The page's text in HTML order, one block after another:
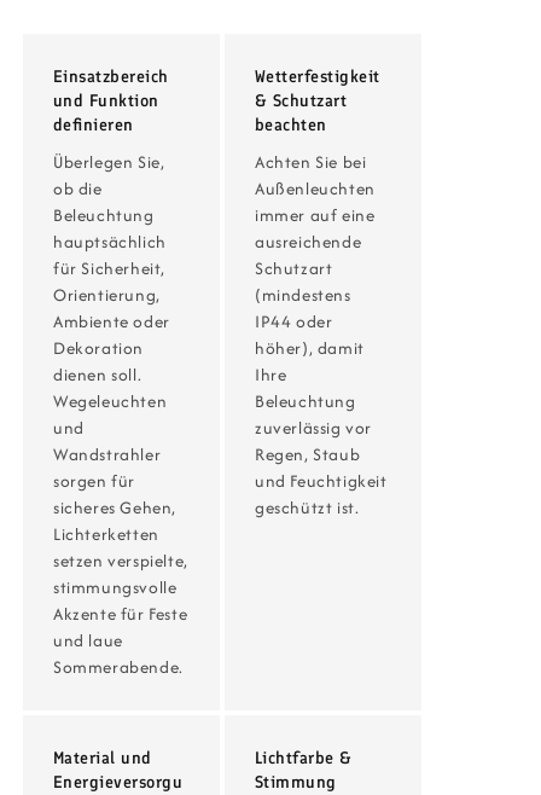
Einsatzbereich
und Funktion
definieren
Überlegen Sie,
ob die
Beleuchtung
hauptsächlich
für Sicherheit,
Orientierung,
Ambiente oder
Dekoration
dienen soll.
Wegeleuchten
und
Wandstrahler
sorgen für
sicheres Gehen,
Lichterketten
setzen verspielte,
stimmungsvolle
Akzente für Feste
und laue
Sommerabende.
Wetterfestigkeit
& Schutzart
beachten
Achten Sie bei
Außenleuchten
immer auf eine
ausreichende
Schutzart
(mindestens
IP44 oder
höher), damit
Ihre
Beleuchtung
zuverlässig vor
Regen, Staub
und Feuchtigkeit
geschützt ist.
Material und
Energieversorgu
Lichtfarbe &
Stimmung